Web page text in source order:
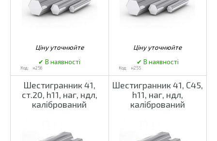
н256 н255
Шестигранник 41,
ст.20, h11, наг, ндл,
калібрований
Шестигранник 41, С45,
h11, наг, ндл,
калібрований